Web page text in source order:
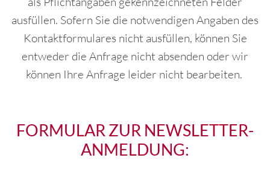
ausfüllen. Sofern Sie die notwendigen Angaben des
Kontaktformulares nicht ausfüllen, können Sie
entweder die Anfrage nicht absenden oder wir
können Ihre Anfrage leider nicht bearbeiten.
FORMULAR ZUR NEWSLETTER-
ANMELDUNG: